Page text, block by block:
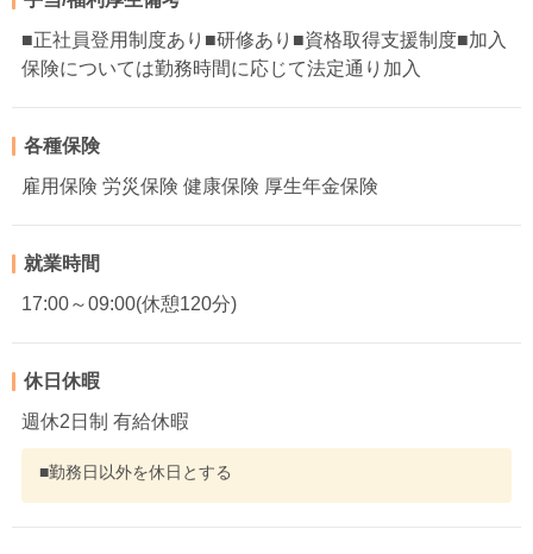
■正社員登用制度あり■研修あり■資格取得支援制度■加入
保険については勤務時間に応じて法定通り加入
各種保険
雇用保険 労災保険 健康保険 厚生年金保険
就業時間
17:00～09:00(休憩120分)
休日休暇
週休2日制 有給休暇
■勤務日以外を休日とする